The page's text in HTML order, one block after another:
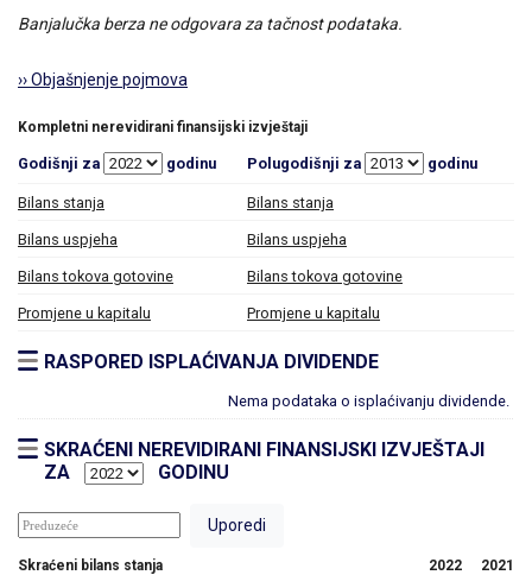
Banjalučka berza ne odgovara za tačnost podataka.
›› Objašnjenje pojmova
Kompletni nerevidirani finansijski izvještaji
Godišnji za godinu Polugodišnji za godinu
Bilans stanja Bilans stanja
Bilans uspjeha Bilans uspjeha
Bilans tokova gotovine Bilans tokova gotovine
Promjene u kapitalu Promjene u kapitalu
RASPORED ISPLAĆIVANJA DIVIDENDE
Nema podataka o isplaćivanju dividende.
SKRAĆENI NEREVIDIRANI FINANSIJSKI IZVJEŠTAJI
ZA
GODINU
Skraćeni bilans stanja 2022 2021